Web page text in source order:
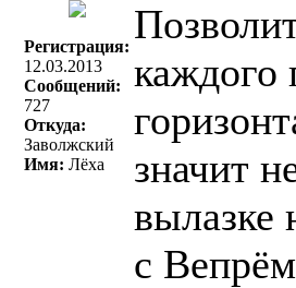
Регистрация:
12.03.2013
Сообщений:
727
Откуда:
Заволжский
Имя: Лёха
каждого
значит
вылазке
с